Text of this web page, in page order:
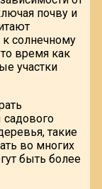
почву и
солнечному
время как
участки
такие
во многих
быть более